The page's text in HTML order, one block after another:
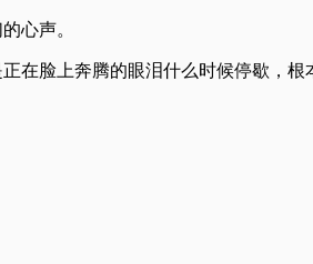
心声。
在脸上奔腾的眼泪什么时候停歇，根